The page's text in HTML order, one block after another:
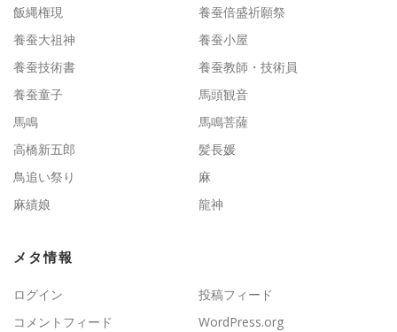
飯縄権現
養蚕倍盛祈願祭
養蚕大祖神
養蚕小屋
養蚕技術書
養蚕教師・技術員
養蚕童子
馬頭観音
馬鳴
馬鳴菩薩
高橋新五郎
髪長媛
鳥追い祭り
麻
麻績娘
龍神
メタ情報
ログイン
投稿フィード
コメントフィード
WordPress.org